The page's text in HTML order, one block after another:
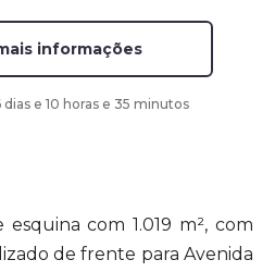
informações
dias e 10 horas e 35 minutos
com 1.019 m², com
de frente para Avenida